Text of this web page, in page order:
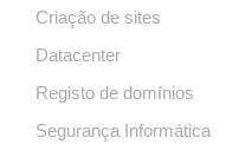
Criação de sites
Datacenter
Registo de domínios
Segurança Informática